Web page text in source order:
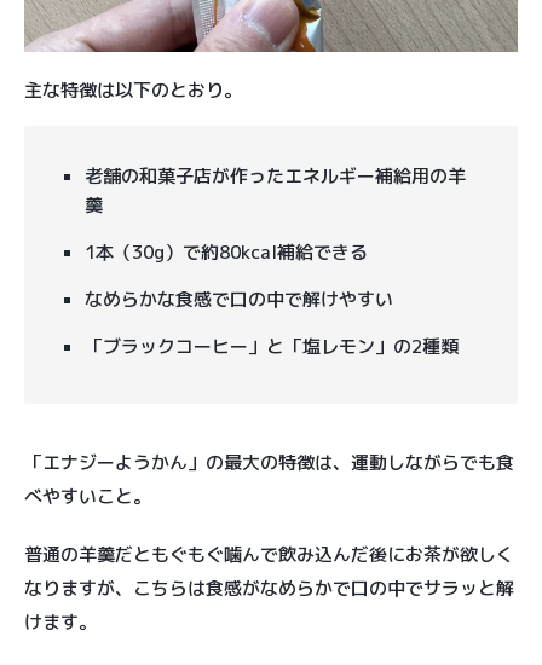
主な特徴は以下のとおり。
老舗の和菓子店が作ったエネルギー補給用の羊
羹
1本（30g）で約80kcal補給できる
なめらかな食感で口の中で解けやすい
「ブラックコーヒー」と「塩レモン」の2種類
「エナジーようかん」の最大の特徴は、運動しながらでも食
べやすいこと。
普通の羊羹だともぐもぐ噛んで飲み込んだ後にお茶が欲しく
なりますが、こちらは食感がなめらかで口の中でサラッと解
けます。